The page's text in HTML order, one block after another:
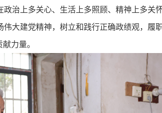
治上多关心、生活上多照顾、精神上多关
大建党精神，树立和践行正确政绩观，履
力量。